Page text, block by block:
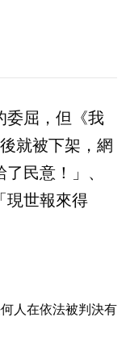
委屈，但《我
就被下架，網
民意！」、
現世報來得
人在依法被判決有